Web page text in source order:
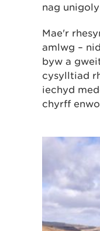
nag
Mae'r
amlwg –
byw a
cysylltiad
iechyd
chyrff